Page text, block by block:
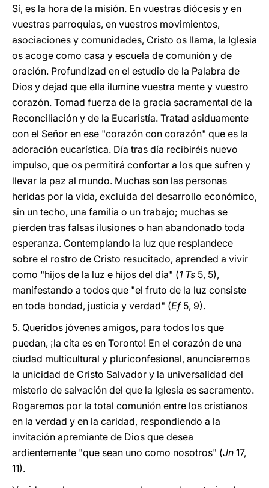
Sí, es la hora de la misión. En vuestras diócesis y en
vuestras parroquias, en vuestros movimientos,
asociaciones y comunidades, Cristo os llama, la Iglesia
os acoge como casa y escuela de comunión y de
oración. Profundizad en el estudio de la Palabra de
Dios y dejad que ella ilumine vuestra mente y vuestro
corazón. Tomad fuerza de la gracia sacramental de la
Reconciliación y de la Eucaristía. Tratad asiduamente
con el Señor en ese "corazón con corazón" que es la
adoración eucarística. Día tras día recibiréis nuevo
impulso, que os permitirá confortar a los que sufren y
llevar la paz al mundo. Muchas son las personas
heridas por la vida, excluida del desarrollo económico,
sin un techo, una familia o un trabajo; muchas se
pierden tras falsas ilusiones o han abandonado toda
esperanza. Contemplando la luz que resplandece
sobre el rostro de Cristo resucitado, aprended a vivir
como "hijos de la luz e hijos del día" (1 Ts 5, 5),
manifestando a todos que "el fruto de la luz consiste
en toda bondad, justicia y verdad" (Ef5, 9).
5. Queridos jóvenes amigos, para todos los que
puedan, ¡la cita es en Toronto! En el corazón de una
ciudad multicultural y pluriconfesional, anunciaremos
la unicidad de Cristo Salvador y la universalidad del
misterio de salvación del que la Iglesia es sacramento.
Rogaremos por la total comunión entre los cristianos
en la verdad y en la caridad, respondiendo a la
invitación apremiante de Dios que desea
ardientemente "que sean uno como nosotros" (Jn 17,
11).